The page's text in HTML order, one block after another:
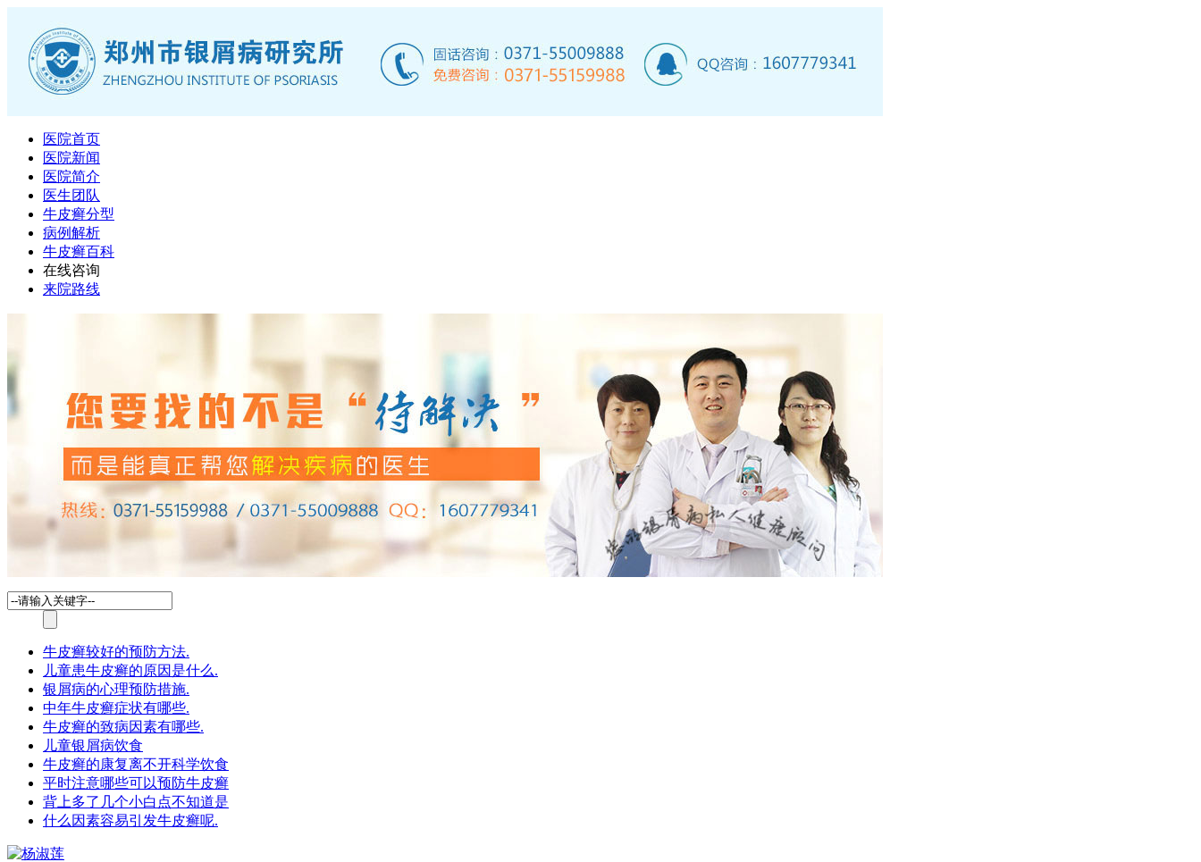
医院首页
医院新闻
医院简介
医生团队
牛皮癣分型
病例解析
牛皮癣百科
在线咨询
来院路线
牛皮癣较好的预防方法.
儿童患牛皮癣的原因是什么.
银屑病的心理预防措施.
中年牛皮癣症状有哪些.
牛皮癣的致病因素有哪些.
儿童银屑病饮食
牛皮癣的康复离不开科学饮食
平时注意哪些可以预防牛皮癣
背上多了几个小白点不知道是
什么因素容易引发牛皮癣呢.